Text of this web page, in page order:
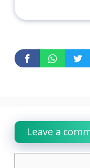
Leave a